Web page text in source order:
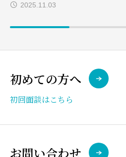
2025.11.03
初めての方へ
初回面談はこちら
お問い合わせ